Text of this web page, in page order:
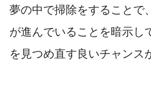
夢の中で掃除をすることで
が進んでいることを暗示し
を見つめ直す良いチャンス